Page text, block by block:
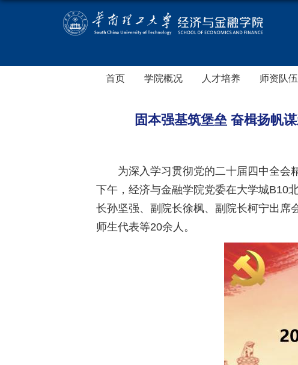
首页 学院概况 人才培养 师资队伍
固本强基筑堡垒 奋楫扬帆
为深入学习贯彻党的二十届四中全会
下午，经济与金融学院党委在大学城B10
长孙坚强、副院长徐枫、副院长柯宁出席
师生代表等20余人。